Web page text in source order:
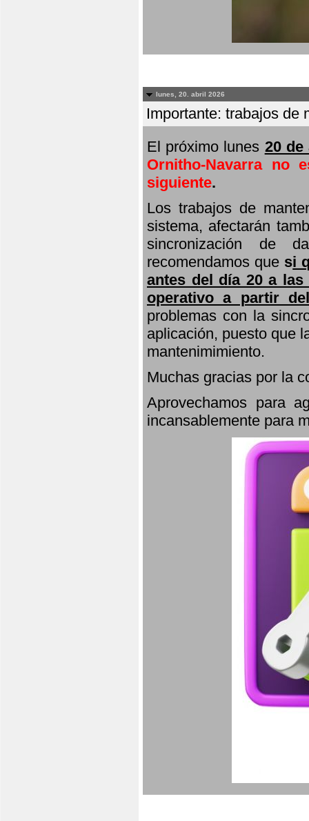
lunes, 20. abril 2026
Importante: trabajos de
El próximo lunes 20
Ornitho-Navarra no
siguiente.
Los trabajos de
sistema, afectarán
sincronización de
recomendamos que si
antes del día 20 a
operativo a partir
problemas con la
aplicación, puesto que
mantenimimiento.
Muchas gracias por la
Aprovechamos para
incansablemente para